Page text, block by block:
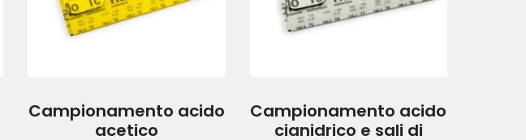
Campionamento acido
acetico
Campionamento acido
cianidrico e sali di